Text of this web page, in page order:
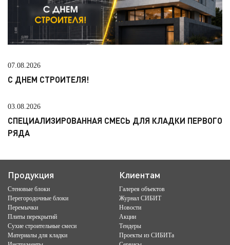
07.08.2026
С ДНЕМ СТРОИТЕЛЯ!
03.08.2026
СПЕЦИАЛИЗИРОВАННАЯ СМЕСЬ ДЛЯ КЛАДКИ ПЕРВОГО
РЯДА
Продукция
Стеновые блоки
Перегородочные блоки
Перемычки
Плиты перекрытий
Сухие строительные смеси
Материалы для кладки
Клиентам
Галерея объектов
Журнал СИБИТ
Новости
Акции
Тендеры
Проекты из СИБИТа